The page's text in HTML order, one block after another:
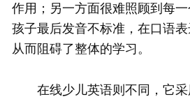
作用；另一方面很难照顾到每
孩子最后发音不标准，在口语
从而阻碍了整体的学习。
在线少儿英语则不同，它采